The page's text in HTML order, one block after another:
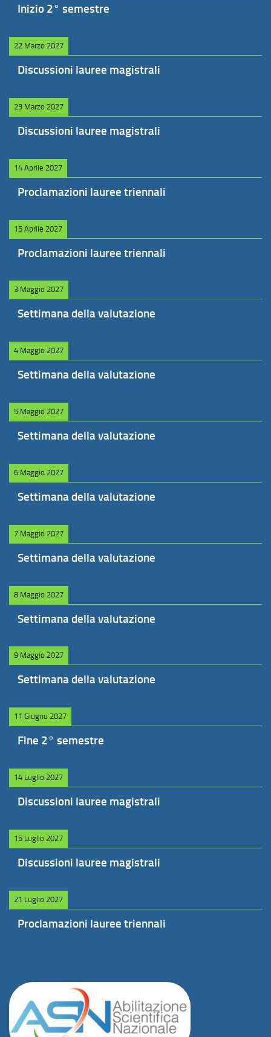
Inizio 2° semestre
22 Marzo 2027
Discussioni lauree magistrali
23 Marzo 2027
Discussioni lauree magistrali
14 Aprile 2027
Proclamazioni lauree triennali
15 Aprile 2027
Proclamazioni lauree triennali
3 Maggio 2027
Settimana della valutazione
4 Maggio 2027
Settimana della valutazione
5 Maggio 2027
Settimana della valutazione
6 Maggio 2027
Settimana della valutazione
7 Maggio 2027
Settimana della valutazione
8 Maggio 2027
Settimana della valutazione
9 Maggio 2027
Settimana della valutazione
11 Giugno 2027
Fine 2° semestre
14 Luglio 2027
Discussioni lauree magistrali
15 Luglio 2027
Discussioni lauree magistrali
21 Luglio 2027
Proclamazioni lauree triennali